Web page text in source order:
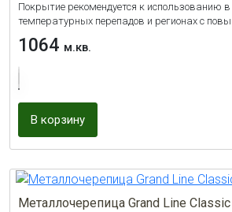
Покрытие рекомендуется к использованию в
температурных перепадов и регионах с
1064 м.кв.
В корзину
Металлочерепица Grand Line Classic